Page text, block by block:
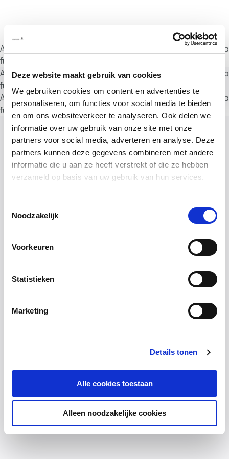
Deze website maakt gebruik van cookies
We gebruiken cookies om content en advertenties te
personaliseren, om functies voor social media te bieden
en om ons websiteverkeer te analyseren. Ook delen we
informatie over uw gebruik van onze site met onze
partners voor social media, adverteren en analyse. Deze
partners kunnen deze gegevens combineren met andere
informatie die u aan ze heeft verstrekt of die ze hebben
verzameld op basis van uw gebruik van hun services.
Noodzakelijk
Voorkeuren
Statistieken
Marketing
Details tonen
Alle cookies toestaan
Alleen noodzakelijke cookies
A rendering error occurred:
a.substring(...).replaceAll is not a
function
A rendering error occurred:a.substring(...).replaceAll is not a
function
A rendering error occurred:
a.substring(...).replaceAll is not a
function